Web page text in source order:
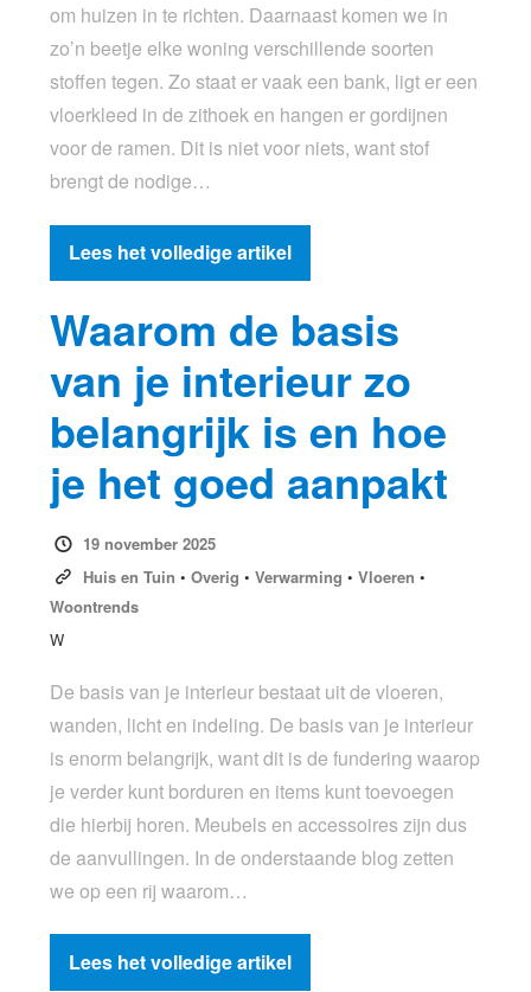
om huizen in te richten. Daarnaast komen we in
zo’n beetje elke woning verschillende soorten
stoffen tegen. Zo staat er vaak een bank, ligt er een
vloerkleed in de zithoek en hangen er gordijnen
voor de ramen. Dit is niet voor niets, want stof
brengt de nodige…
Lees het volledige artikel
Waarom de basis
van je interieur zo
belangrijk is en hoe
je het goed aanpakt
19 november 2025
Huis en Tuin • Overig • Verwarming • Vloeren •
Woontrends
W
De basis van je interieur bestaat uit de vloeren,
wanden, licht en indeling. De basis van je interieur
is enorm belangrijk, want dit is de fundering waarop
je verder kunt borduren en items kunt toevoegen
die hierbij horen. Meubels en accessoires zijn dus
de aanvullingen. In de onderstaande blog zetten
we op een rij waarom…
Lees het volledige artikel